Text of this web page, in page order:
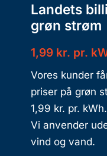
Landets
grøn strøm
1,99 kr. pr.
Vores kunder
priser på grøn
1,99 kr. pr. kWh.
Vi anvender
vind og vand.